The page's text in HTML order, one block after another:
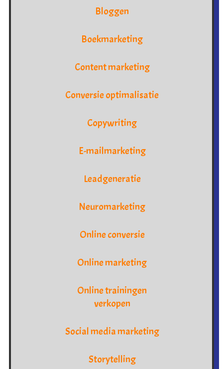
Bloggen
Boekmarketing
Content marketing
Conversie optimalisatie
Copywriting
E-mailmarketing
Leadgeneratie
Neuromarketing
Online conversie
Online marketing
Online trainingen
verkopen
Social media marketing
Storytelling